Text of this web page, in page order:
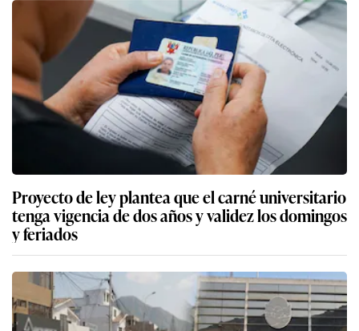
Proyecto de ley plantea que el carné universitario
tenga vigencia de dos años y validez los domingos
y feriados